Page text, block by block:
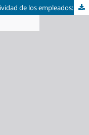
Efecto del liderazgo ético sobre la creatividad de los empleados: una revisión del estado de la investigación